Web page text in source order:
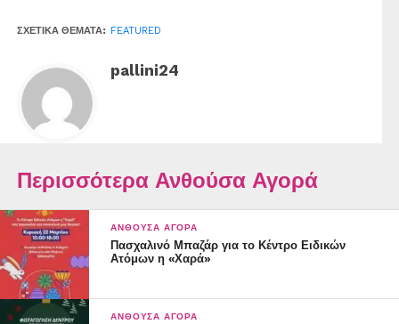
στην διανομή!
Δώστε την παραγγελία σας καλώντας στο 214-1008000.
Καλή Σαρακοστή!
#cookandgrill #sarakosti #foodlovers #greekfood
#homemadefood #cookingwithlove #qualityfood
#QualityMeals #dinningout #restaurants #deliveryservice
#gerakas #pallini #marousi #cholargos #zografou
ΣΧΕΤΙΚΆ ΘΈΜΑΤΑ: FEATURED
pallini24
Περισσότερα Ανθούσα Αγορά
ΑΝΘΟΎΣΑ ΑΓΟΡΆ
Πασχαλινό Μπαζάρ για το Κέντρο Ειδικών
Ατόμων η «Χαρά»
ΑΝΘΟΎΣΑ ΑΓΟΡΆ